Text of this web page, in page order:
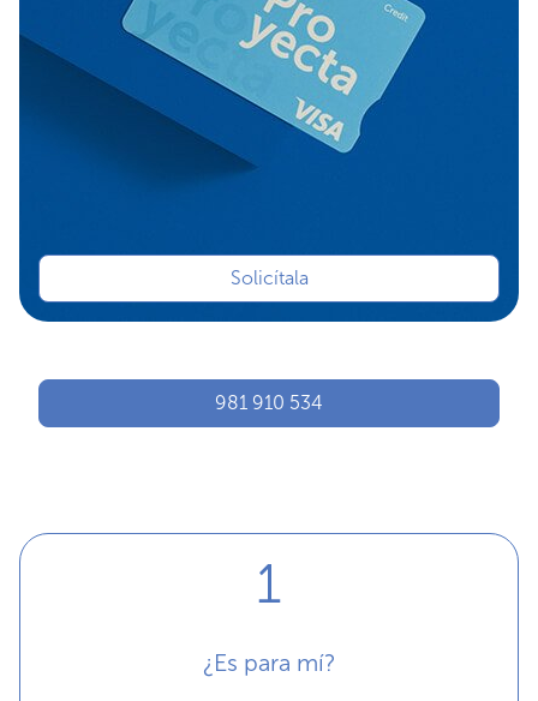
Solicítala
981 910 534
¿Es para mí?